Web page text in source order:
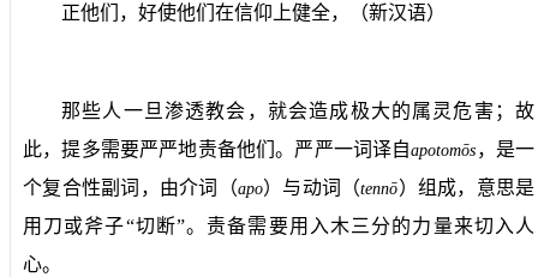
正他们，好使他们在信仰上健全，（新汉语）
那些人一旦渗透教会，就会造成极大的属灵危害；故
此，提多需要严严地责备他们。严严一词译自apotomōs ，是一
个复合性副词，由介词（apo）与动词（tennō）组成，意思是
用刀或斧子“切断”。责备需要用入木三分的力量来切入人
心。